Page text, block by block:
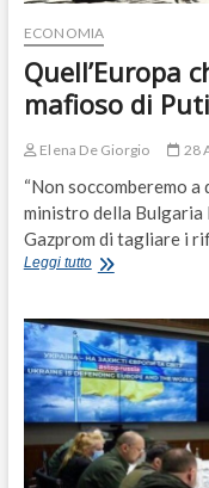
ECONOMIA
Quell’Europa
mafioso di
Elena De Giorgio 28
“Non soccomberemo
ministro della Bulgaria
Gazprom di tagliare i
Leggi tuttoQuell’Europa
si
piega
al
ricatto
mafioso
di
Putin
sul